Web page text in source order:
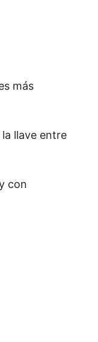
más
llave entre
con